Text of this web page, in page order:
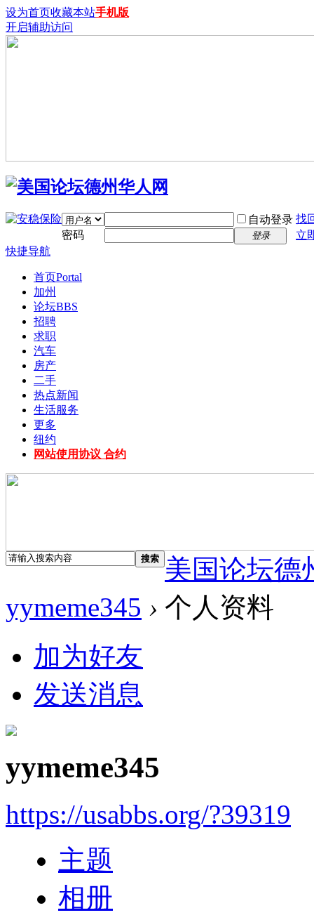
设为首页收藏本站手机版
开启辅助访问
自动登录 找
密码
登录
立
快捷导航
首页Portal
加州
论坛BBS
招聘
求职
汽车
房产
二手
热点新闻
生活服务
更多
纽约
网站使用协议 合约
搜索
美国论坛德
yymeme345 › 个人资料
加为好友
发送消息
yymeme345
https://usabbs.org/?39319
主题
相册